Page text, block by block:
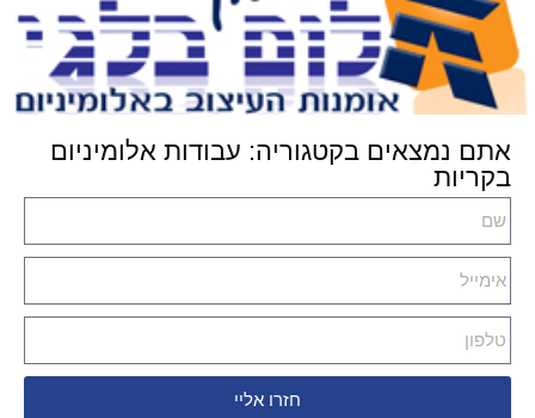
אתם נמצאים בקטגוריה: עבודות אלומיניום
בקריות
חזרו אליי